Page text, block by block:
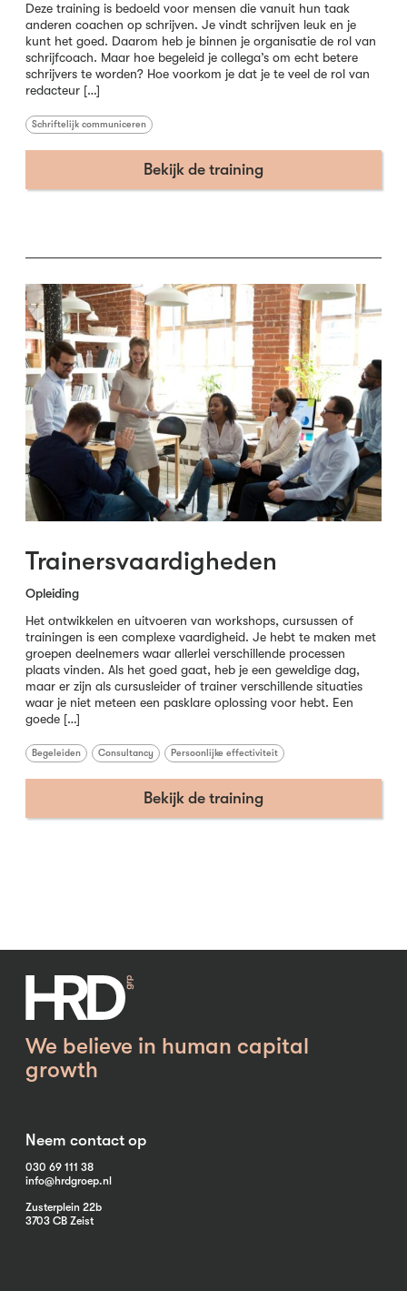
Deze training is bedoeld voor mensen die vanuit hun taak
anderen coachen op schrijven. Je vindt schrijven leuk en je
kunt het goed. Daarom heb je binnen je organisatie de rol van
schrijfcoach. Maar hoe begeleid je collega’s om echt betere
schrijvers te worden? Hoe voorkom je dat je te veel de rol van
redacteur […]
Schriftelijk communiceren
Bekijk de training
Trainersvaardigheden
Opleiding
Het ontwikkelen en uitvoeren van workshops, cursussen of
trainingen is een complexe vaardigheid. Je hebt te maken met
groepen deelnemers waar allerlei verschillende processen
plaats vinden. Als het goed gaat, heb je een geweldige dag,
maar er zijn als cursusleider of trainer verschillende situaties
waar je niet meteen een pasklare oplossing voor hebt. Een
goede […]
Begeleiden Consultancy Persoonlijke effectiviteit
Bekijk de training
We believe in human capital
growth
Neem contact op
030 69 111 38
info@hrdgroep.nl
Zusterplein 22b
3703 CB Zeist